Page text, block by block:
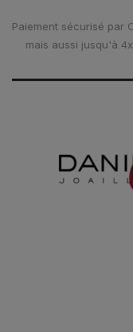
Paiement sécurisé par
mais aussi jusqu'à